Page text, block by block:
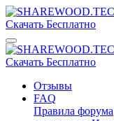
Отзывы
FAQ
Правила форума